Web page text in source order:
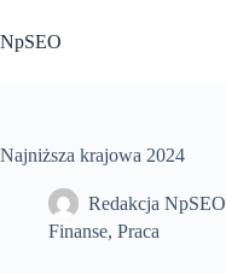
do
treści
NpSEO
Najniższa krajowa 2024
Redakcja NpSEO
Finanse, Praca